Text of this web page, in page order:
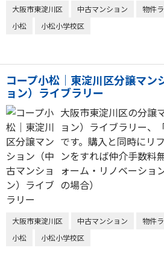
大阪市東淀川区 中古マンション 物件
小松
小松小学校区
コープ小松｜東淀川区分譲マン
ョン）ライブラリー
大阪市東淀川区の分譲
ョン）ライブラリー、
です。購入と同時にリ
ンをすれば仲介手数料
ォーム・リノベーショ
の場合）
大阪市東淀川区 中古マンション 物件
小松
小松小学校区